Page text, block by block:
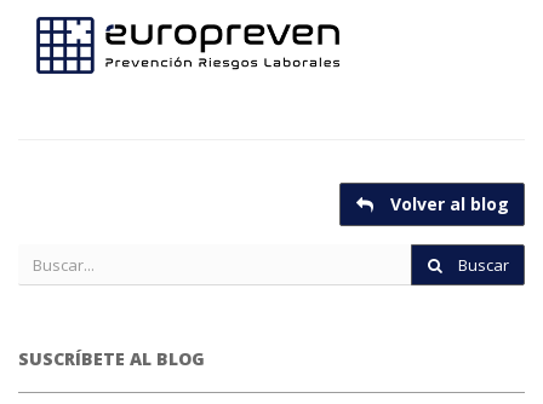
Volver al blog
Buscar
SUSCRÍBETE AL BLOG